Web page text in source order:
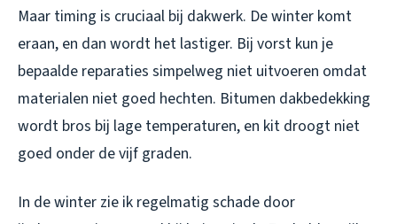
Maar timing is cruciaal bij dakwerk. De winter komt
eraan, en dan wordt het lastiger. Bij vorst kun je
bepaalde reparaties simpelweg niet uitvoeren omdat
materialen niet goed hechten. Bitumen dakbedekking
wordt bros bij lage temperaturen, en kit droogt niet
goed onder de vijf graden.
In de winter zie ik regelmatig schade door